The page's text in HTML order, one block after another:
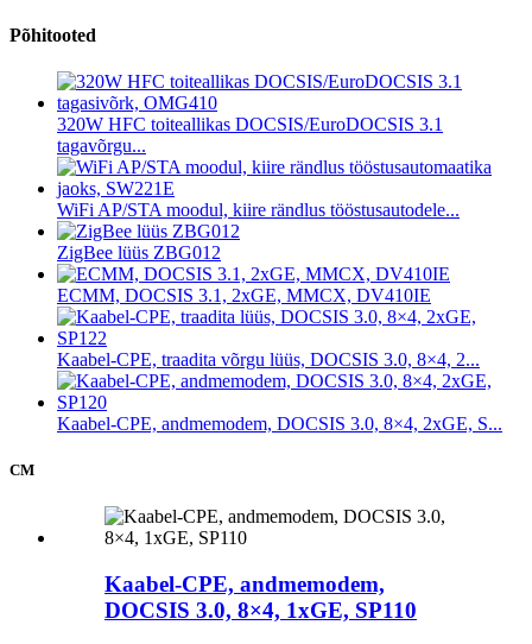
Põhitooted
320W HFC toiteallikas DOCSIS/EuroDOCSIS 3.1
tagavõrgu...
WiFi AP/STA moodul, kiire rändlus tööstusautodele...
ZigBee lüüs ZBG012
ECMM, DOCSIS 3.1, 2xGE, MMCX, DV410IE
Kaabel-CPE, traadita võrgu lüüs, DOCSIS 3.0, 8×4, 2...
Kaabel-CPE, andmemodem, DOCSIS 3.0, 8×4, 2xGE, S...
CM
Kaabel-CPE, andmemodem,
DOCSIS 3.0, 8×4, 1xGE, SP110